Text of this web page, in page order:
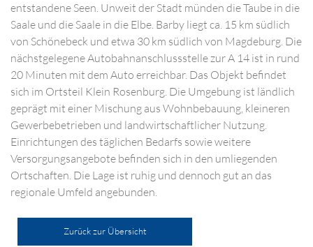
entstandene Seen. Unweit der Stadt münden die Taube in die
Saale und die Saale in die Elbe. Barby liegt ca. 15 km südlich
von Schönebeck und etwa 30 km südlich von Magdeburg. Die
nächstgelegene Autobahnanschlussstelle zur A 14 ist in rund
20 Minuten mit dem Auto erreichbar. Das Objekt befindet
sich im Ortsteil Klein Rosenburg. Die Umgebung ist ländlich
geprägt mit einer Mischung aus Wohnbebauung, kleineren
Gewerbebetrieben und landwirtschaftlicher Nutzung.
Einrichtungen des täglichen Bedarfs sowie weitere
Versorgungsangebote befinden sich in den umliegenden
Ortschaften. Die Lage ist ruhig und dennoch gut an das
regionale Umfeld angebunden.
Zurück zur Übersicht